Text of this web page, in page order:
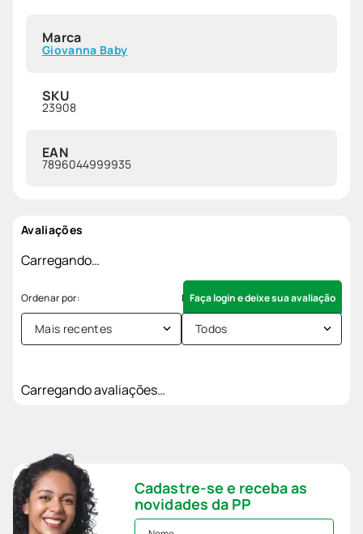
Marca
Giovanna Baby
SKU
23908
EAN
7896044999935
Avaliações
Carregando…
Faça login e deixe sua avaliação
Mais recentes Todos
Carregando avaliações…
Cadastre-se e receba as
novidades da PP